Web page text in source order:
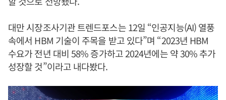
대만 시장조사기관 트렌드포스는 12일 “인공지능(AI) 열풍
속에서 HBM 기술이 주목을 받고 있다”며 “2023년 HBM
수요가 전년 대비 58% 증가하고 2024년에는 약 30% 추가
성장할 것”이라고 내다봤다.